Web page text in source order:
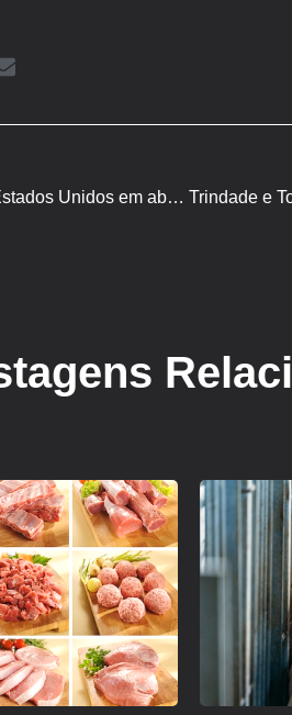
Exportações de carne suína dos Estados Unidos em abril são as maiores em quase três anos